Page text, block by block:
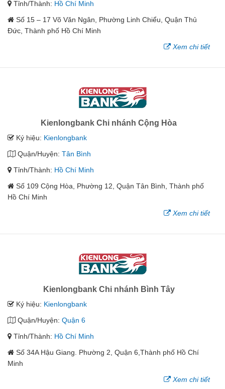
Tỉnh/Thành: Hồ Chí Minh
Số 15 – 17 Võ Văn Ngân, Phường Linh Chiểu, Quận Thủ
Đức, Thành phố Hồ Chí Minh
Xem chi tiết
Kienlongbank Chi nhánh Cộng Hòa
Ký hiệu: Kienlongbank
Quận/Huyện: Tân Bình
Tỉnh/Thành: Hồ Chí Minh
Số 109 Cộng Hòa, Phường 12, Quận Tân Bình, Thành phố
Hồ Chí Minh
Xem chi tiết
Kienlongbank Chi nhánh Bình Tây
Ký hiệu: Kienlongbank
Quận/Huyện: Quận 6
Tỉnh/Thành: Hồ Chí Minh
Số 34A Hậu Giang. Phường 2, Quận 6,Thành phố Hồ Chí
Minh
Xem chi tiết